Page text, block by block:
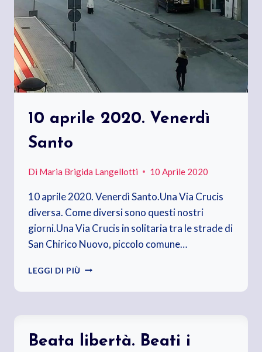
10 aprile 2020. Venerdì
Santo
Di Maria Brigida Langellotti 10 Aprile 2020
10 aprile 2020. Venerdì Santo.Una Via Crucis
diversa. Come diversi sono questi nostri
giorni.Una Via Crucis in solitaria tra le strade di
San Chirico Nuovo, piccolo comune…
LEGGI DI PIÙ 10
2020.
Beata libertà. Beati i